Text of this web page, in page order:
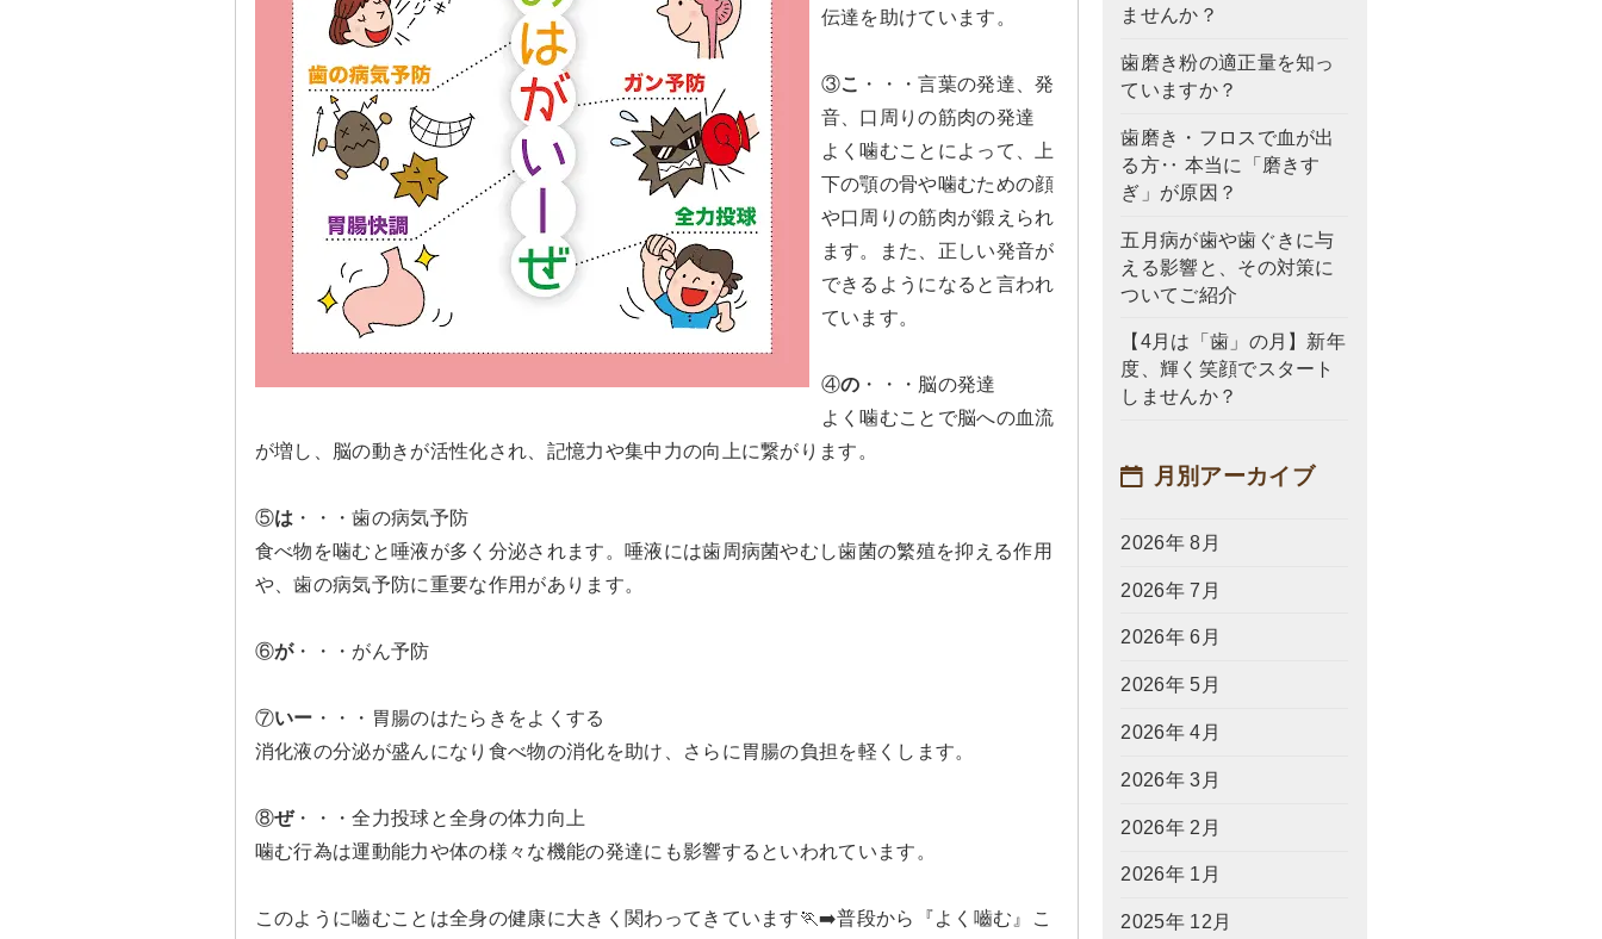
伝達を助けています。
③こ
・・・言葉の発達、発
音、口周りの筋肉の発達
よく噛むことによって、上
下の顎の骨や噛むための顔
や口周りの筋肉が鍛えられ
ます。また、正しい発音が
できるようになると言われ
ています。
④の ・・・脳の発達
よく噛むことで脳への血流
が増し、脳の動きが活性化され、記憶力や集中力の向上に繋がります。
⑤は ・・・歯の病気予防
食べ物を噛むと唾液が多く分泌されます。唾液には歯周病菌やむし歯菌の繁殖を抑える作用
や、歯の病気予防に重要な作用があります。
⑥が・・・がん予防
⑦いー ・・・胃腸のはたらきをよくする
消化液の分泌が盛んになり食べ物の消化を助け、さらに胃腸の負担を軽くします。
⑧ぜ・・・全力投球と全身の体力向上
噛む行為は運動能力や体の様々な機能の発達にも影響するといわれています。
このように嚙むことは全身の健康に大きく関わってきています🏃‍➡️普段から『よく嚙む』こ
ませんか？
歯磨き粉の適正量を知っ
ていますか？
歯磨き・フロスで血が出
る方‥ 本当に「磨きす
ぎ」が原因？
五月病が歯や歯ぐきに与
える影響と、その対策に
ついてご紹介
【4月は「歯」の月】新年
度、輝く笑顔でスタート
しませんか？
月別アーカイブ
2026年 8月
2026年 7月
2026年 6月
2026年 5月
2026年 4月
2026年 3月
2026年 2月
2026年 1月
2025年 12月